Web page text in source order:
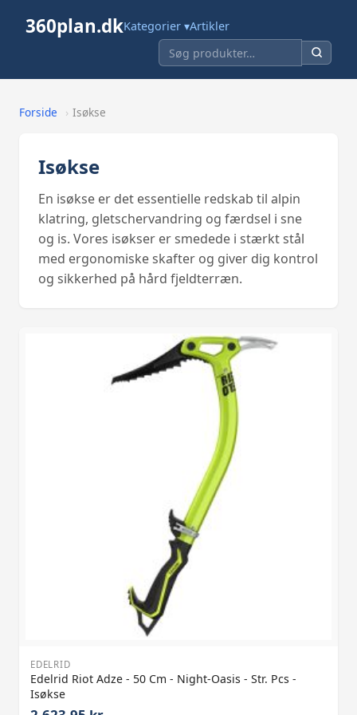
360plan.dkKategorier ▾Artikler
Forside › Isøkse
Isøkse
En isøkse er det essentielle redskab til alpin
klatring, gletschervandring og færdsel i sne
og is. Vores isøkser er smedede i stærkt stål
med ergonomiske skafter og giver dig kontrol
og sikkerhed på hård fjeldterræn.
EDELRID
Edelrid Riot Adze - 50 Cm - Night-Oasis - Str. Pcs -
Isøkse